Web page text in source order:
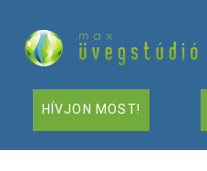
HÍVJON MOST!